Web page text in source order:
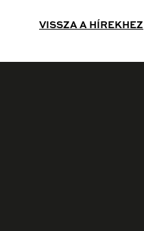
VISSZA A HÍREKHEZ